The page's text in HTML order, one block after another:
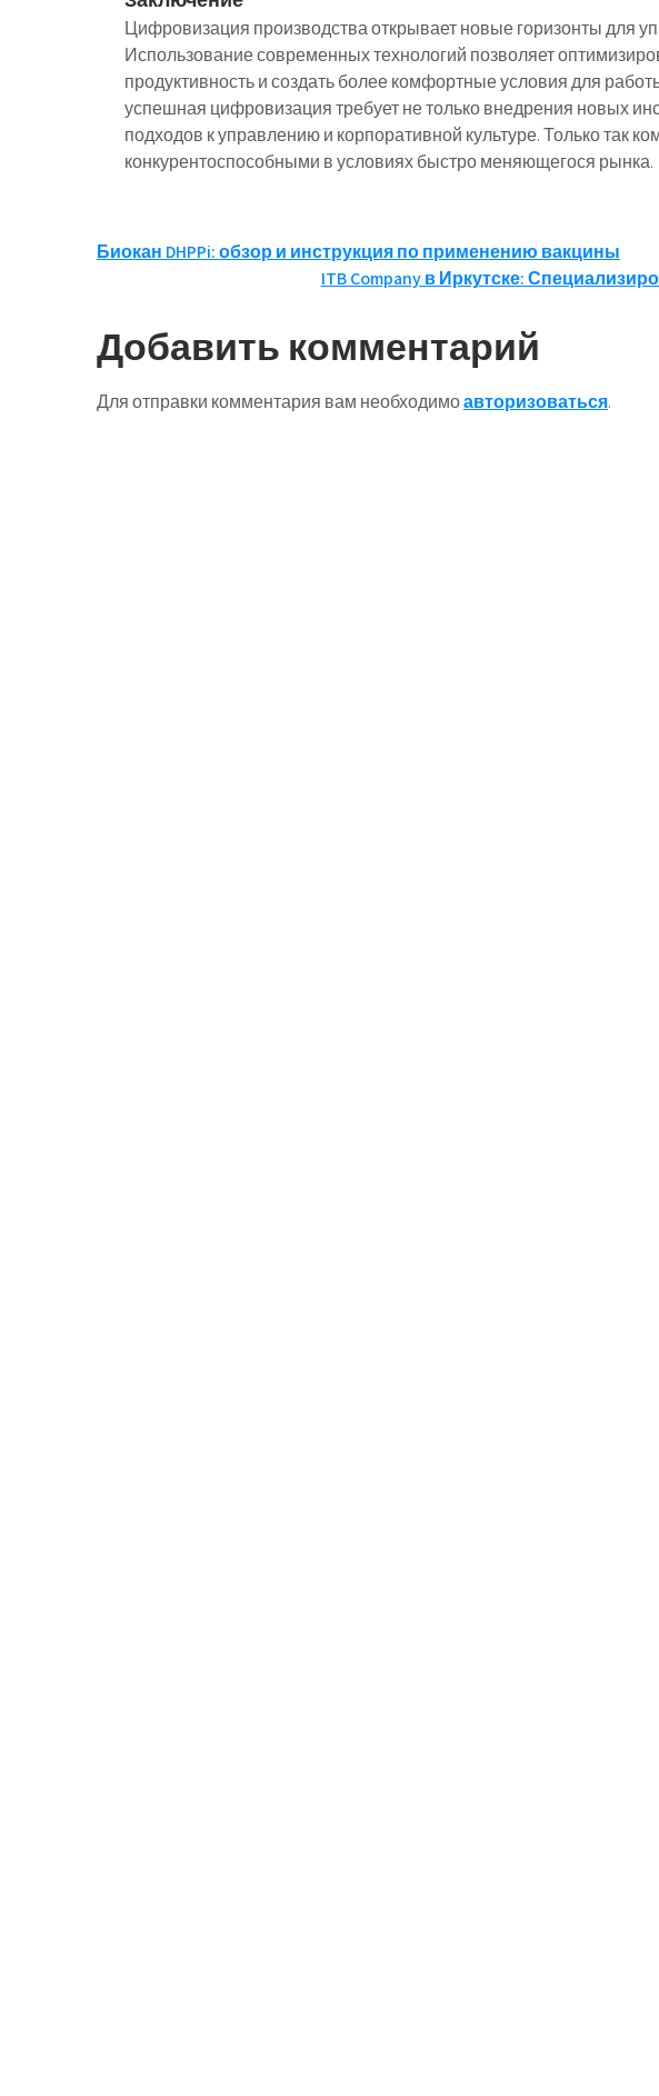
Цифровизация производства открывает новые горизонты для
Использование современных технологий позволяет
продуктивность и создать более комфортные условия для
успешная цифровизация требует не только внедрения новых
подходов к управлению и корпоративной культуре. Только так
конкурентоспособными в условиях быстро меняющегося рынка.
Навигация
записям
Биокан DHPPi: обзор и инструкция по применению вакцины
ITB Company в Иркутске:
Добавить комментарий
Для отправки комментария вам необходимоавторизоваться.